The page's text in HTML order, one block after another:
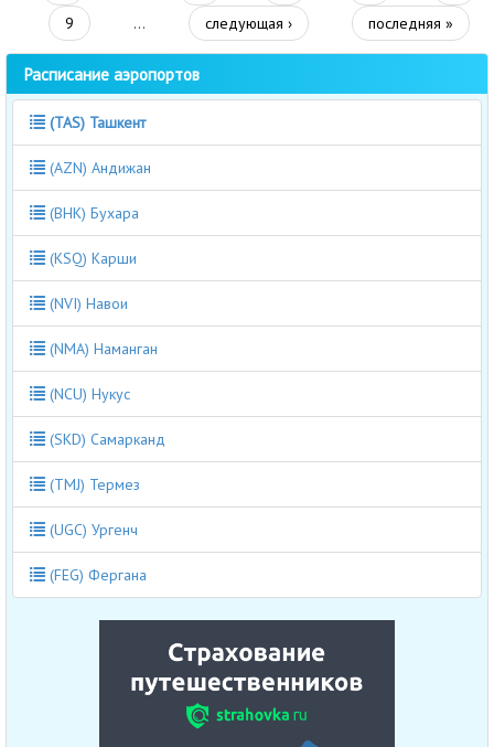
9
… следующая › последняя »
Расписание аэропортов
(TAS) Ташкент
(AZN) Андижан
(BHK) Бухара
(KSQ) Карши
(NVI) Навои
(NMA) Наманган
(NCU) Нукус
(SKD) Самарканд
(TMJ) Термез
(UGC) Ургенч
(FEG) Фергана